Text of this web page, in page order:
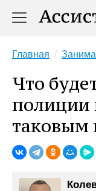
Главная
Что
полиции
таковым